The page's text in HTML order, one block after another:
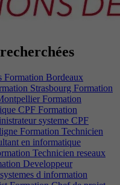
Formation Bordeaux
Strasbourg Formation
Formation
CPF Formation
systeme CPF
Formation Technicien
en informatique
Technicien reseaux
Developpeur
d information